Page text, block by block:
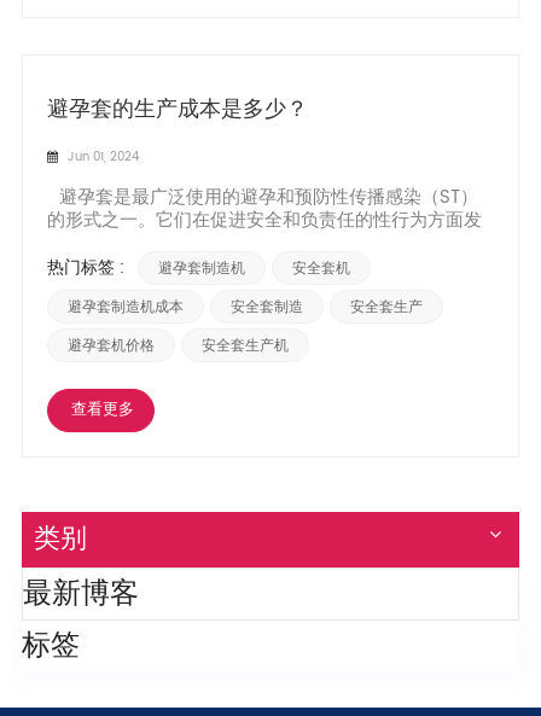
避孕套的生产成本是多少？
Jun 01, 2024
避孕套是最广泛使用的避孕和预防性传播感染（ST）
的形式之一。它们在促进安全和负责任的性行为方面发
产成本？在这篇博文中，我们将探讨影响避孕套生产成
经济原理。 使用材料： 避孕套通常由乳胶或聚氨酯材料
制成...
热门标签 : 避孕套制造机 安全套机
避孕套制造机成本 安全套制造 安全套生产
避孕套机价格 安全套生产机
查看更多
类别
最新博客
标签